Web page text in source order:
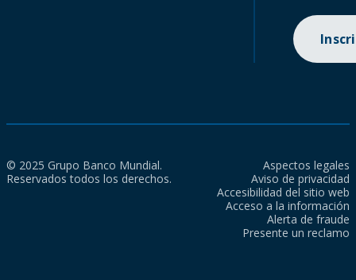
© 2025 Grupo Banco Mundial.
Reservados todos los derechos.
Aspectos legales
Aviso de privacidad
Accesibilidad del sitio web
Acceso a la información
Alerta de fraude
Presente un reclamo